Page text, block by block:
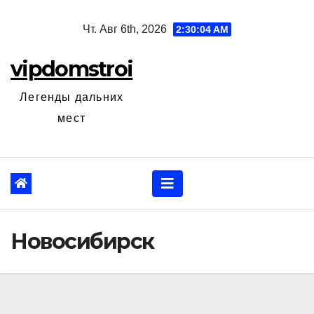
Чт. Авг 6th, 2026 2:30:05 AM
vipdomstroi
Легенды дальних
мест
Новосибирск